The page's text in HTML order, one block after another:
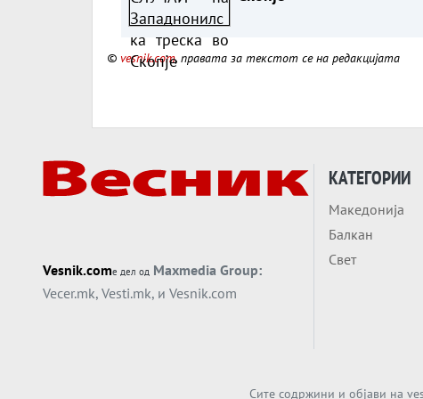
© vesnik.com, правата за текстот се на редакцијата
Vesnik.comе дел од Maxmedia Group:
Vecer.mk, Vesti.mk, и Vesnik.com
КАТЕГОРИИ
Македонија
Балкан
Свет
Сите содржини и објави на